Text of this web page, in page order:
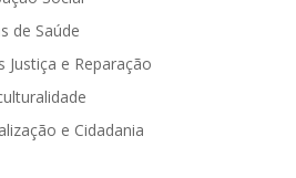
de Saúde
e Reparação
e Cidadania